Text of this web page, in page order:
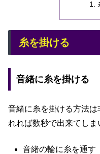
糸を掛ける
音緒に糸を掛ける
音緒に糸を掛ける方法
れれば数秒で出来てしま
音緒の輪に糸を通す